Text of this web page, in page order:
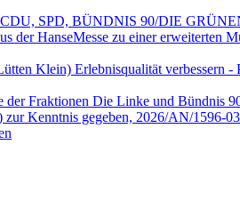
SPD, BÜNDNIS 90/DIE
der HanseMesse zu einer
Klein) Erlebnisqualität verbessern
der Fraktionen Die Linke und
zur Kenntnis gegeben, 2026/AN/